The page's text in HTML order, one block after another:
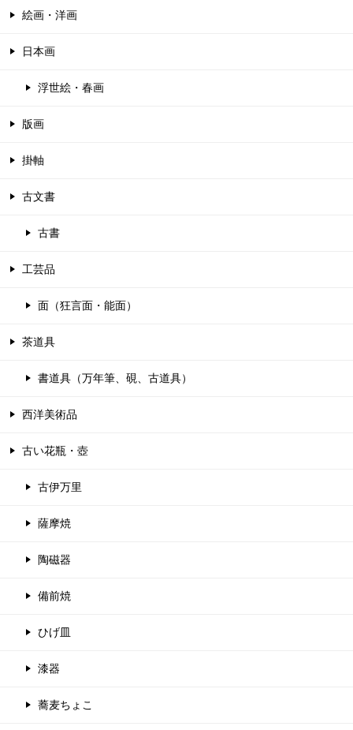
絵画・洋画
日本画
浮世絵・春画
版画
掛軸
古文書
古書
工芸品
面（狂言面・能面）
茶道具
書道具（万年筆、硯、古道具）
西洋美術品
古い花瓶・壺
古伊万里
薩摩焼
陶磁器
備前焼
ひげ皿
漆器
蕎麦ちょこ